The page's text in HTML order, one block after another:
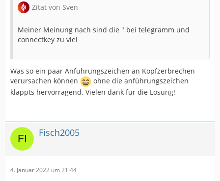
Zitat von Sven
Meiner Meinung nach sind die " bei telegramm und
connectkey zu viel
Was so ein paar Anführungszeichen an Kopfzerbrechen
verursachen können
ohne die anführungszeichen
klappts hervorragend. Vielen dank für die Lösung!
Fisch2005
4. Januar 2022 um 21:44